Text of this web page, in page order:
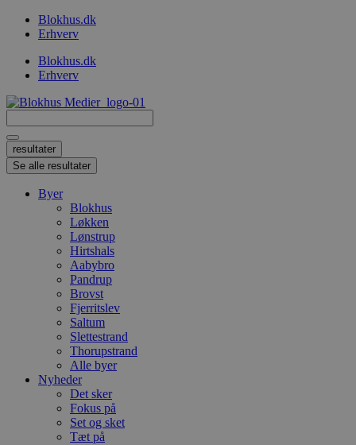
VidereBlokhus.dk
Erhverv
Blokhus.dk
Erhverv
...
resultater
Se alle resultater
Byer
Blokhus
Løkken
Lønstrup
Hirtshals
Aabybro
Pandrup
Brovst
Fjerritslev
Saltum
Slettestrand
Thorupstrand
Alle byer
Nyheder
Det sker
Fokus på
Set og sket
Tæt på